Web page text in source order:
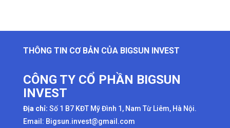
THÔNG TIN CƠ BẢN CỦA BIGSUN INVEST
CÔNG TY CỔ PHẦN BIGSUN
INVEST
Địa chỉ: Số 1 B7 KĐT Mỹ Đình 1, Nam Từ Liêm, Hà Nội.
Email: Bigsun.invest@gmail.com